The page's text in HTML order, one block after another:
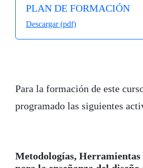
PLAN DE FORMACIÓN
Descargar (pdf)
Para la formación de este
programado las siguientes
Metodologías, Herramientas